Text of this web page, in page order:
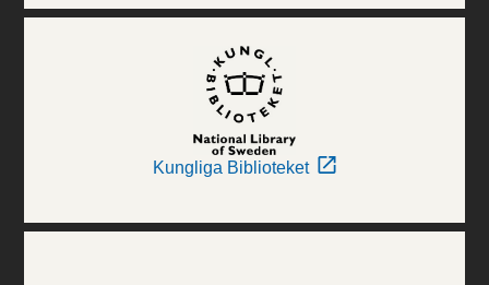
Kungliga Biblioteket